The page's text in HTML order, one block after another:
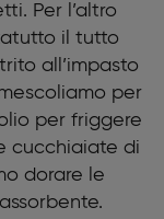
Per l’altro
il tutto
all’impasto
per
per friggere
cucchiaiate di
dorare le